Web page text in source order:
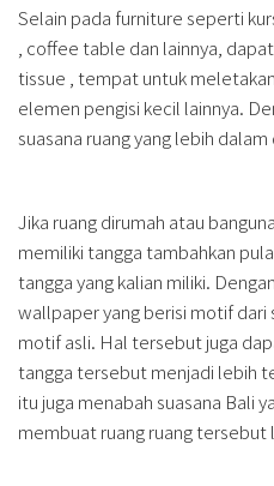
Selain pada furniture seperti
, coffee table dan lainnya,
tissue , tempat untuk
elemen pengisi kecil lainnya.
suasana ruang yang lebih dalam
Jika ruang dirumah atau
memiliki tangga tambahkan
tangga yang kalian miliki.
wallpaper yang berisi motif dari
motif asli. Hal tersebut juga
tangga tersebut menjadi lebih
itu juga menabah suasana Bali
membuat ruang ruang tersebut